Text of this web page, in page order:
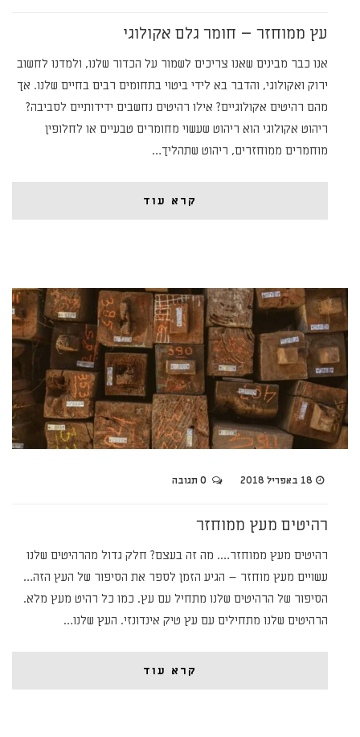
עץ ממוחזר – חומר גלם אקולוגי
אנו כבר מבינים שאנו צריכים לשמור על הכדור שלנו, ולמדנו לחשוב
ירוק ואקולוגי, והדבר בא לידי ביטוי בתחומים רבים בחיים שלנו. אך
מהם רהיטים אקולוגיים? אילו רהיטים נחשבים ידידותיים לסביבה?
ריהוט אקולוגי הוא ריהוט שעשוי מחומרים טבעיים או לחלופין
מוחמרים ממוחזרים, ריהוט שתהליך…
קרא עוד
18 באפריל 2018
רהיטים מעץ ממוחזר
רהיטים מעץ ממוחזר…. מה זה בעצם? חלק גדול מהרהיטים שלנו
עשויים מעץ מוחזר – הגיע הזמן לספר את הסיפור של העץ הזה…
הסיפור של הרהיטים שלנו מתחיל עם עץ. כמו כל רהיט מעץ מלא.
הרהיטים שלנו מתחילים עם עץ טיק אינדונזי. העץ שלנו…
קרא עוד